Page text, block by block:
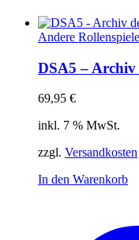
Andere Rollenspiele
DSA5 –
69,95 €
inkl. 7 % MwSt.
zzgl. Versandkosten
In den Warenkorb